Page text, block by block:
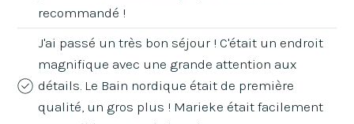
recommandé !
J'ai passé un très bon séjour ! C'était un endroit
magnifique avec une grande attention aux
détails. Le Bain nordique était de première
qualité, un gros plus ! Marieke était facilement